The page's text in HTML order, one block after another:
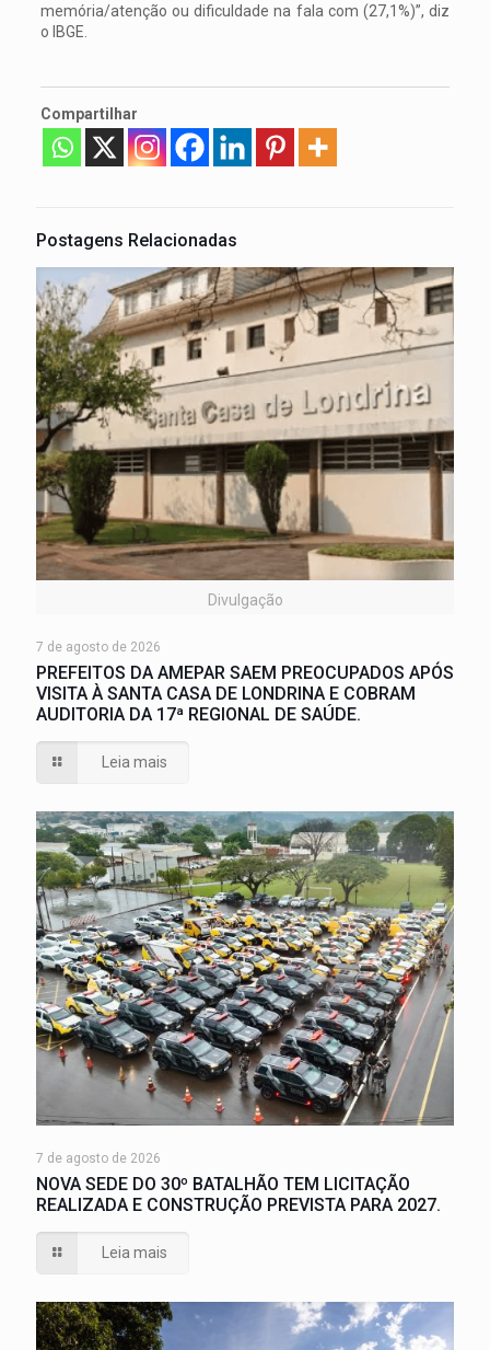
memória/atenção ou dificuldade na fala com (27,1%)”, diz
o IBGE.
Compartilhar
Postagens Relacionadas
Divulgação
7 de agosto de 2026
PREFEITOS DA AMEPAR SAEM PREOCUPADOS APÓS
VISITA À SANTA CASA DE LONDRINA E COBRAM
AUDITORIA DA 17ª REGIONAL DE SAÚDE.
Leia mais
7 de agosto de 2026
NOVA SEDE DO 30º BATALHÃO TEM LICITAÇÃO
REALIZADA E CONSTRUÇÃO PREVISTA PARA 2027.
Leia mais